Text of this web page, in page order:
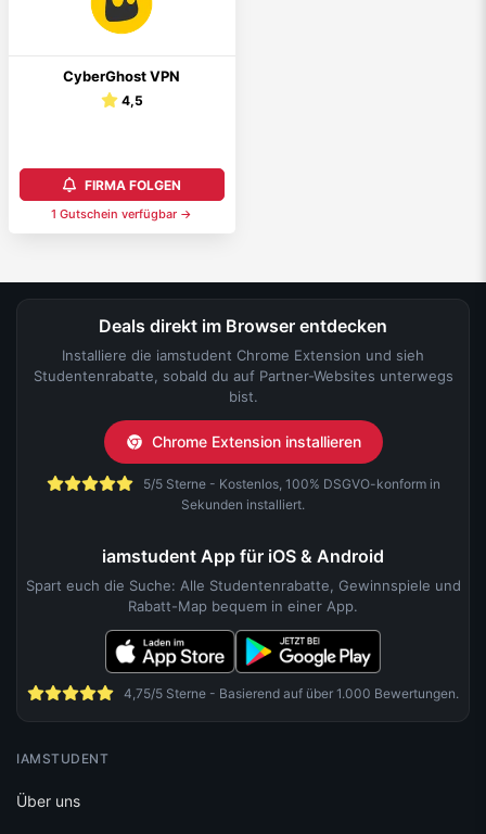
CyberGhost VPN
4,5
FIRMA FOLGEN
1 Gutschein verfügbar →
Deals direkt im Browser entdecken
Installiere die iamstudent Chrome Extension und sieh
Studentenrabatte, sobald du auf Partner-Websites unterwegs
bist.
Chrome Extension installieren
5/5 Sterne - Kostenlos, 100% DSGVO-konform in
Sekunden installiert.
iamstudent App für iOS & Android
Spart euch die Suche: Alle Studentenrabatte, Gewinnspiele und
Rabatt-Map bequem in einer App.
4,75/5 Sterne - Basierend auf über 1.000 Bewertungen.
IAMSTUDENT
Über uns